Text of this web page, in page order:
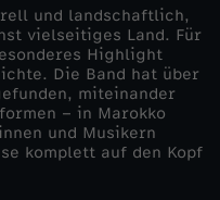
und landschaftlich,
vielseitiges Land. Für
Highlight
Die Band hat über
miteinander
– in Marokko
und Musikern
komplett auf den Kopf